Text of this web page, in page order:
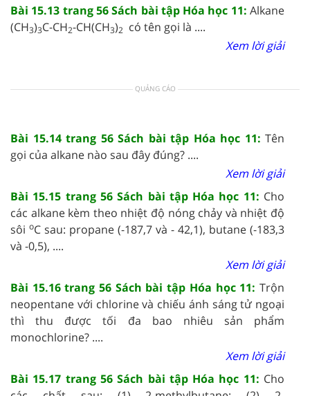
Bài 15.13 trang 56 Sách bài tập Hóa học 11: Alkane
(CH3)3C-CH2-CH(CH3)2 có tên gọi là ....
Xem lời giải
QUẢNG CÁO
Bài 15.14 trang 56 Sách bài tập Hóa học 11: Tên
gọi của alkane nào sau đây đúng? ....
Xem lời giải
Bài 15.15 trang 56 Sách bài tập Hóa học 11: Cho
các alkane kèm theo nhiệt độ nóng chảy và nhiệt độ
sôi oC sau: propane (-187,7 và - 42,1), butane (-183,3
và -0,5), ....
Xem lời giải
Bài 15.16 trang 56 Sách bài tập Hóa học 11: Trộn
neopentane với chlorine và chiếu ánh sáng tử ngoại
thì thu được tối đa bao nhiêu sản phẩm
monochlorine? ....
Xem lời giải
Bài 15.17 trang 56 Sách bài tập Hóa học 11: Cho